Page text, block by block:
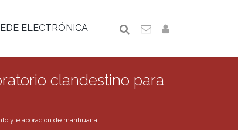
ELECTRÓNICA
clandestino para
y elaboración de marihuana